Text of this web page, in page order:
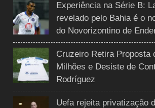
Experiência na Série B:
revelado pelo Bahia é o
do Novorizontino de
Cruzeiro Retira Proposta
Milhões e Desiste de
Rodríguez
Uefa rejeita privatização